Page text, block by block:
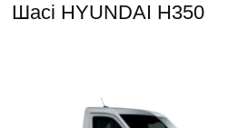
Шасі HYUNDAI H350